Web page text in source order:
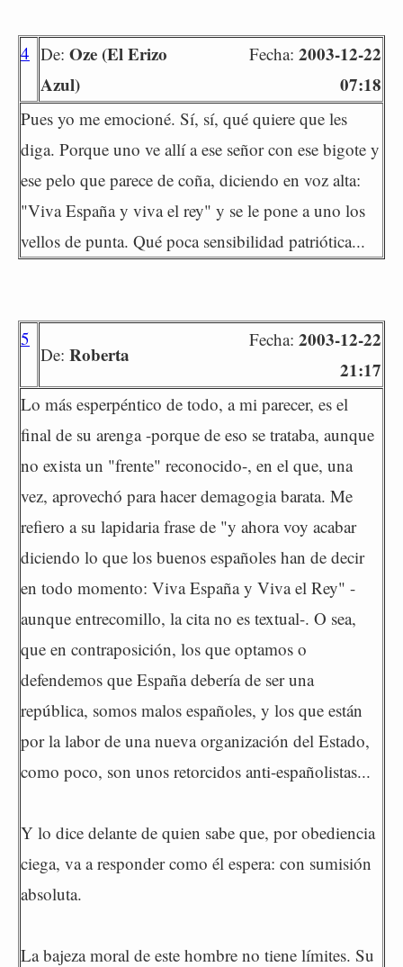
4 De: Oze (El Erizo
Azul)
Fecha: 2003-12-22
07:18
Pues yo me emocioné. Sí, sí, qué quiere que les
diga. Porque uno ve allí a ese señor con ese bigote y
ese pelo que parece de coña, diciendo en voz alta:
"Viva España y viva el rey" y se le pone a uno los
vellos de punta. Qué poca sensibilidad patriótica...
5
De: Roberta
Fecha: 2003-12-22
21:17
Lo más esperpéntico de todo, a mi parecer, es el
final de su arenga -porque de eso se trataba, aunque
no exista un "frente" reconocido-, en el que, una
vez, aprovechó para hacer demagogia barata. Me
refiero a su lapidaria frase de "y ahora voy acabar
diciendo lo que los buenos españoles han de decir
en todo momento: Viva España y Viva el Rey" -
aunque entrecomillo, la cita no es textual-. O sea,
que en contraposición, los que optamos o
defendemos que España debería de ser una
república, somos malos españoles, y los que están
por la labor de una nueva organización del Estado,
como poco, son unos retorcidos anti-españolistas...
Y lo dice delante de quien sabe que, por obediencia
ciega, va a responder como él espera: con sumisión
absoluta.
La bajeza moral de este hombre no tiene límites. Su